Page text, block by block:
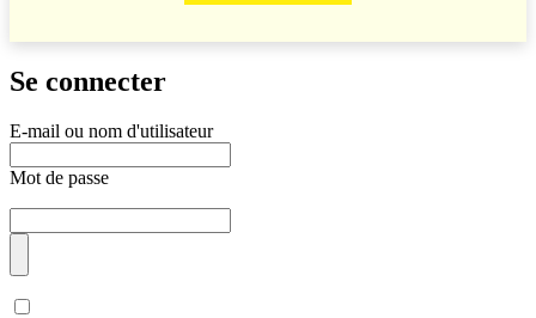
Se connecter
E-mail ou nom d'utilisateur
Mot de passe